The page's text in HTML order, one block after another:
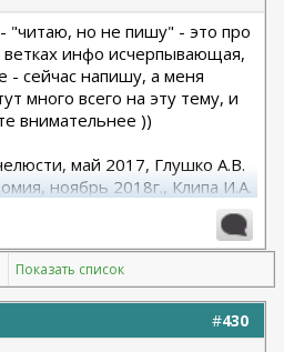
"читаю, но не пишу" - это про
ветках инфо исчерпывающая,
- сейчас напишу, а меня
много всего на эту тему, и
внимательнее ))
май 2017, Глушко А.В.
ноябрь 2018г., Клипа И.А.
без имплантов с редукцией
Показать список
#430